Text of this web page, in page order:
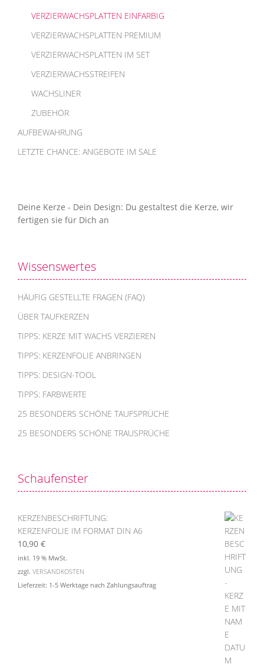
VERZIERWACHSPLATTEN EINFARBIG
VERZIERWACHSPLATTEN PREMIUM
VERZIERWACHSPLATTEN IM SET
VERZIERWACHSSTREIFEN
WACHSLINER
ZUBEHÖR
AUFBEWAHRUNG
LETZTE CHANCE: ANGEBOTE IM SALE
Deine Kerze - Dein Design: Du gestaltest die Kerze, wir
fertigen sie für Dich an
Wissenswertes
HÄUFIG GESTELLTE FRAGEN (FAQ)
ÜBER TAUFKERZEN
TIPPS: KERZE MIT WACHS VERZIEREN
TIPPS: KERZENFOLIE ANBRINGEN
TIPPS: DESIGN-TOOL
TIPPS: FARBWERTE
25 BESONDERS SCHÖNE TAUFSPRÜCHE
25 BESONDERS SCHÖNE TRAUSPRÜCHE
Schaufenster
KERZENBESCHRIFTUNG:
KERZENFOLIE IM FORMAT DIN A6
10,90 €
inkl. 19 % MwSt.
zzgl. VERSANDKOSTEN
Lieferzeit: 1-5 Werktage nach Zahlungsauftrag